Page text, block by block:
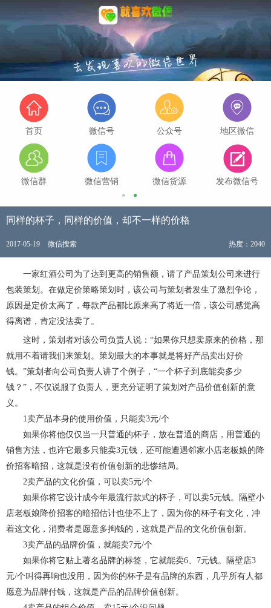
首页 微信号 公众号 地区微信
微信群 微信营销 微信货源 发布微信号
同样的杯子，同样的价值，却不一样的价格
2017-05-19 微信搜索 热度：2040
一家红酒公司为了达到更高的销售额，请了产品策划公司来进行
包装策划。在做定价策略策划时，该公司与策划者发生了激烈争论，
原因是定价太高了，每款产品都比原来高了将近一倍，该公司感觉高
得离谱，肯定没法卖了。
这时，策划者对该公司负责人说：“如果你只想卖原来的价格，那
就用不着请我们来策划。策划最大的本事就是将好产品卖出好价
钱。”策划者向公司负责人讲了个例子，“一个杯子到底能卖多少
钱？”，不仅说服了负责人，更充分证明了策划对产品价值创新的意
义。
1卖产品本身的使用价值，只能卖3元/个
如果你将他仅仅当一只普通的杯子，放在普通的商店，用普通的
销售方法，也许它最多只能卖3元钱，还可能遭遇邻家小店老板娘的降
价招客暗招，这就是没有价值创新的悲惨结局。
2卖产品的文化价值，可以卖5元/个
如果你将它设计成今年最流行款式的杯子，可以卖5元钱。隔壁小
店老板娘降价招客的暗招估计也使不上了，因为你的杯子有文化，冲
着这文化，消费者是愿意多掏钱的，这就是产品的文化价值创新。
3卖产品的品牌价值，就能卖7元/个
如果你将它贴上著名品牌的标签，它就能卖6、7元钱。隔壁店3
元/个叫得再响也没用，因为你的杯子是有品牌的东西，几乎所有人都
愿意为品牌付钱，这就是产品的品牌价值创新。